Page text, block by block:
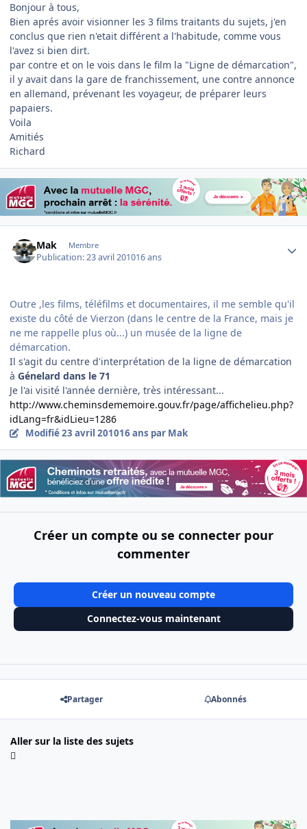
Bonjour à tous,
Bien aprés avoir visionner les 3 films traitants du sujets, j'en
conclus que rien n'etait différent a l'habitude, comme vous
l'avez si bien dirt.
par contre et on le vois dans le film la "Ligne de démarcation",
il y avait dans la gare de franchissement, une contre annonce
en allemand, prévenant les voyageur, de préparer leurs
papaiers.
Voila
Amitiés
Richard
Mak Membre
Publication:23 avril 201016 ans
Outre ,les films, téléfilms et documentaires, il me semble qu'il
existe du côté de Vierzon (dans le centre de la France, mais je
ne me rappelle plus où...) un musée de la ligne de
démarcation.
Il s'agit du centre d'interprétation de la ligne de démarcation
à Génelard dans le 71
Je l'ai visité l'année dernière, très intéressant...
http://www.cheminsdememoire.gouv.fr/page/affichelieu.php?
idLang=fr&idLieu=1286
Modifié23 avril 201016 ans par Mak
Créer un compte ou se connecter pour
commenter
Créer un nouveau compte
Connectez-vous maintenant
Partager Abonnés
Aller sur la liste des sujets